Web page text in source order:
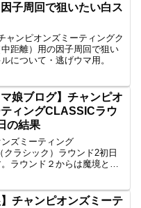
子周回で狙いたい白ス
ャンピオンズミーティングク
距離）用の因子周回で狙い
について・逃げウマ用。
マ娘ブログ】チャンピオ
ィングCLASSICラウ
の結果
ズミーティング
クラシック）ラウンド2初日
ラウンド２からは魔境と化
】チャンピオンズミーテ